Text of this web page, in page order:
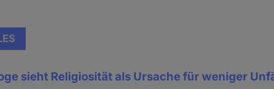
sieht Religiosität als Ursache für weniger